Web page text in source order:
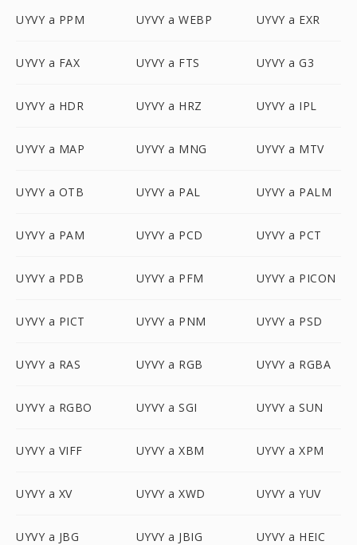
UYVY a PPM UYVY a WEBP UYVY a EXR
UYVY a FAX UYVY a FTS UYVY a G3
UYVY a HDR UYVY a HRZ UYVY a IPL
UYVY a MAP UYVY a MNG UYVY a MTV
UYVY a OTB UYVY a PAL UYVY a PALM
UYVY a PAM UYVY a PCD UYVY a PCT
UYVY a PDB UYVY a PFM UYVY a PICON
UYVY a PICT UYVY a PNM UYVY a PSD
UYVY a RAS UYVY a RGB UYVY a RGBA
UYVY a RGBO UYVY a SGI UYVY a SUN
UYVY a VIFF UYVY a XBM UYVY a XPM
UYVY a XV UYVY a XWD UYVY a YUV
UYVY a JBG UYVY a JBIG UYVY a HEIC